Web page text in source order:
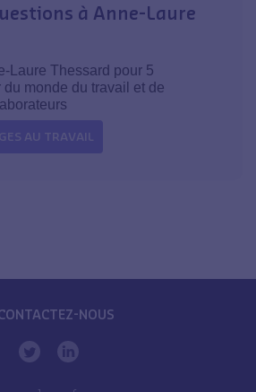
à Anne-Laure
Laure Thessard pour 5
monde du travail et de
AU TRAVAIL
NOUS